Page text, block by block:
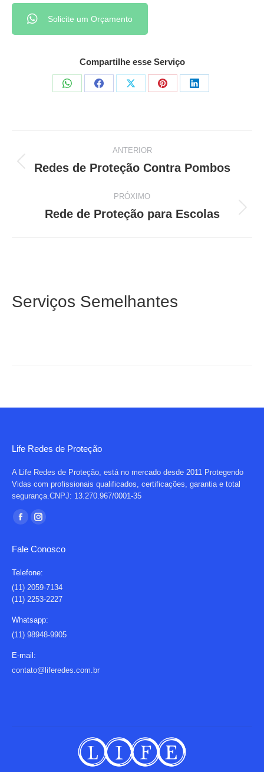
Solicite um Orçamento
Compartilhe esse Serviço
Share
Share
Share
Share
Share
Project
ANTERIOR
Previous
Redes de Proteção Contra Pombos
PRÓXIMO
Next
Rede de Proteção para Escolas
Serviços Semelhantes
Life Redes de Proteção
A Life Redes de Proteção, está no mercado desde 2011 Protegendo
Vidas com profissionais qualificados, certificações, garantia e total
segurança.CNPJ: 13.270.967/0001-35
Encontre-nos em:
Facebook
opens
in
new
window
Instagram
opens
in
new
window
Fale Conosco
Telefone:
(11) 2059-7134
(11) 2253-2227
Whatsapp:
(11) 98948-9905
E-mail:
contato@liferedes.com.br